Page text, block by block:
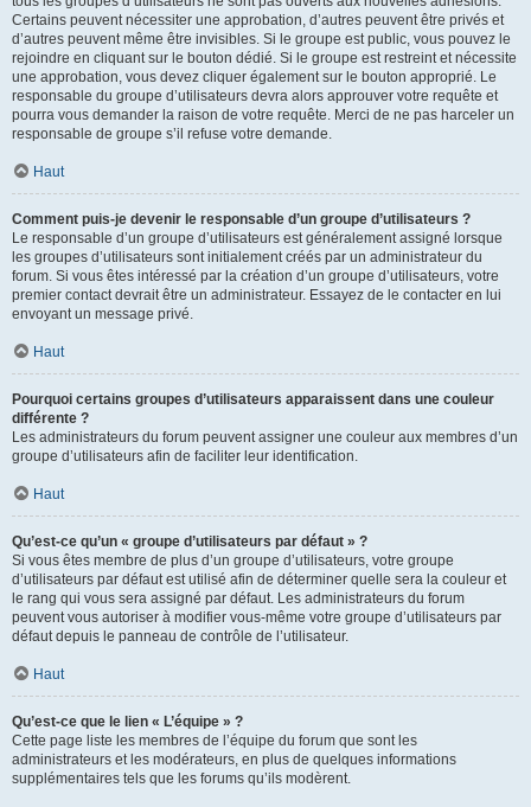
Certains peuvent nécessiter une approbation, d’autres peuvent être privés et
d’autres peuvent même être invisibles. Si le groupe est public, vous pouvez le
rejoindre en cliquant sur le bouton dédié. Si le groupe est restreint et nécessite
une approbation, vous devez cliquer également sur le bouton approprié. Le
responsable du groupe d’utilisateurs devra alors approuver votre requête et
pourra vous demander la raison de votre requête. Merci de ne pas harceler un
responsable de groupe s’il refuse votre demande.
Haut
Comment puis-je devenir le responsable d’un groupe d’utilisateurs ?
Le responsable d’un groupe d’utilisateurs est généralement assigné lorsque
les groupes d’utilisateurs sont initialement créés par un administrateur du
forum. Si vous êtes intéressé par la création d’un groupe d’utilisateurs, votre
premier contact devrait être un administrateur. Essayez de le contacter en lui
envoyant un message privé.
Haut
Pourquoi certains groupes d’utilisateurs apparaissent dans une couleur
différente ?
Les administrateurs du forum peuvent assigner une couleur aux membres d’un
groupe d’utilisateurs afin de faciliter leur identification.
Haut
Qu’est-ce qu’un « groupe d’utilisateurs par défaut » ?
Si vous êtes membre de plus d’un groupe d’utilisateurs, votre groupe
d’utilisateurs par défaut est utilisé afin de déterminer quelle sera la couleur et
le rang qui vous sera assigné par défaut. Les administrateurs du forum
peuvent vous autoriser à modifier vous-même votre groupe d’utilisateurs par
défaut depuis le panneau de contrôle de l’utilisateur.
Haut
Qu’est-ce que le lien « L’équipe » ?
Cette page liste les membres de l’équipe du forum que sont les
administrateurs et les modérateurs, en plus de quelques informations
supplémentaires tels que les forums qu’ils modèrent.